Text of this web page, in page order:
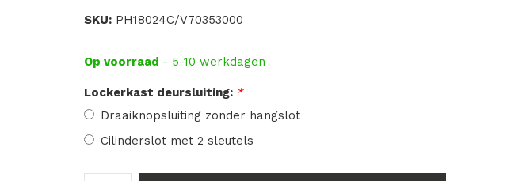
SKU: PH18024C/V70353000
Op voorraad - 5-10 werkdagen
Lockerkast deursluiting: *
Draaiknopsluiting zonder hangslot
Cilinderslot met 2 sleutels